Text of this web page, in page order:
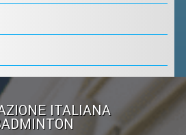
ITALIANA